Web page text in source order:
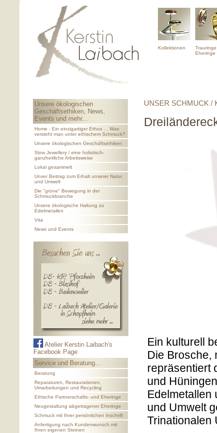
Kollektionen
Trauringe
Eheringe
Unsere ökologischen
Geschäftsethiken, News,
Events und mehr...
Home - Ein einzigartiger Ethos ... Was
versteht man unter ethischem Schmuck?
Unsere ökologischen Geschäftsethiken
Slow Jewellery / eine holistisch-
ganzheitliche Arbeitsweise
Lokal gesammelt
Unser Beitrag zum Erhalt unserer Natur
und Umwelt
Die "grüne" Bewegung in der
Schmuckbranche
Unsere ökologische Haltung zu
Edelmetallen
Vita
News und Events
Atelier Kerstin Laibach's
Facebook Page
Service und Beratung...
Beratung
Reparaturen, Restaurationen,
Umarbeitungen und Recycling
Ethische Partnerschafts- und Eheringe
Neugestaltung abgetragener Eheringe
Schmuck mit Ihrer persönlichen Inschrift
Anfertigung nach Kundenwunsch mit
Ihren eigenen Steinen
UNSER SCHMUCK /
Ein kulturell
Die Brosche,
repräsentiert
und
Edelmetallen
und Umwelt
Trinationalen